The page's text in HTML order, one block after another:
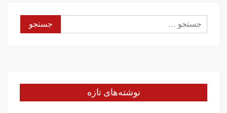
جستجو
برای:
نوشته‌های تازه